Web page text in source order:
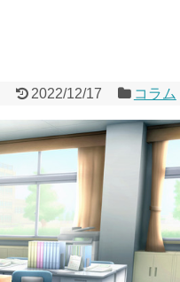
2022/12/17 コラム